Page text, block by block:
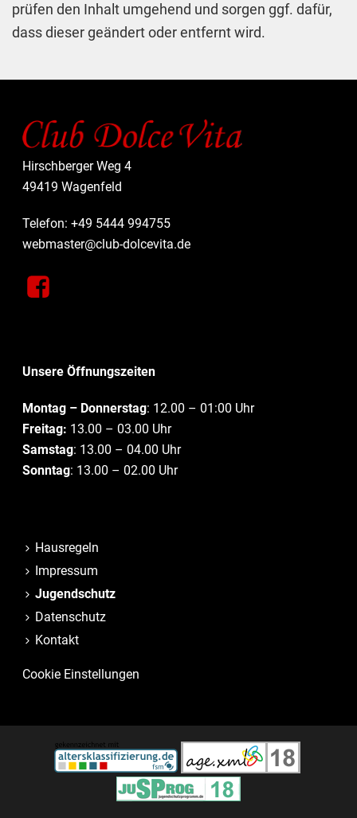
prüfen den Inhalt umgehend und sorgen ggf. dafür,
dass dieser geändert oder entfernt wird.
Hirschberger Weg 4
49419 Wagenfeld
Telefon: +49 5444 994755
webmaster@club-dolcevita.de
Unsere Öffnungszeiten
Montag – Donnerstag: 12.00 – 01:00 Uhr
Freitag: 13.00 – 03.00 Uhr
Samstag: 13.00 – 04.00 Uhr
Sonntag: 13.00 – 02.00 Uhr
Hausregeln
Impressum
Jugendschutz
Datenschutz
Kontakt
Cookie Einstellungen